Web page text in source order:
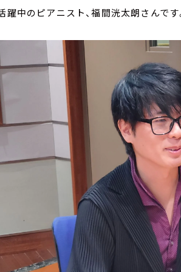
躍中のピアニスト、福間洸太朗さんです